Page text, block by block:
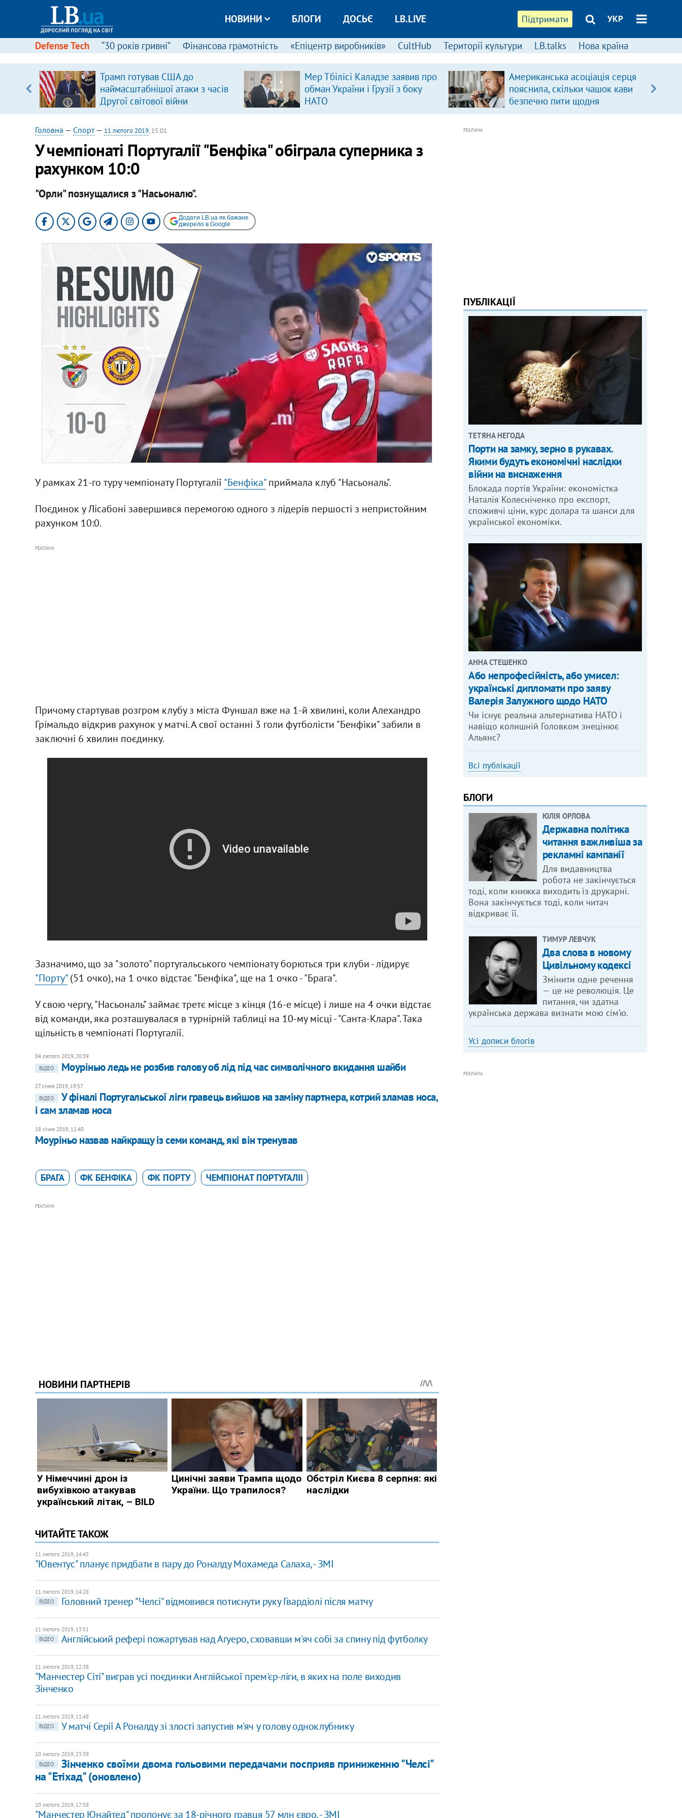
Підтримати УКР
НОВИНИ БЛОГИ ДОСЬЄ LB.LIVE
Defense Tech “30 років гривні” Фінансова грамотність «Епіцентр виробників» CultHub Території культури LB.talks Нова країна
Трамп готував США до
наймасштабнішої атаки з часів
Другої світової війни
Мер Тбілісі Каладзе заявив про
обман України і Грузії з боку
НАТО
Американська асоціація серця
пояснила, скільки чашок кави
безпечно пити щодня
Головна — Спорт— 11 лютого 2019, 15:01
У чемпіонаті Португалії "Бенфіка" обіграла суперника з
рахунком 10:0
"Орли" познущалися з "Насьоналю".
Додати LB.ua як бажане
джерело в Google
У рамках 21-го туру чемпіонату Португалії "Бенфіка"приймала клуб "Насьональ".
Поєдинок у Лісабоні завершився перемогою одного з лідерів першості з непристойним
рахунком 10:0.
РЕКЛАМА
Причому стартував розгром клубу з міста Фуншал вже на 1-й хвилині, коли Алехандро
Грімальдо відкрив рахунок у матчі. А свої останні 3 голи футболісти "Бенфіки" забили в
заключні 6 хвилин поєдинку.
Зазначимо, що за "золото" португальського чемпіонату борються три клуби - лідирує
"Порту"(51 очко), на 1 очко відстає "Бенфіка", ще на 1 очко - "Брага".
У свою чергу, "Насьональ" займає третє місце з кінця (16-е місце) і лише на 4 очки відстає
від команди, яка розташувалася в турнірній таблиці на 10-му місці - "Санта-Клара". Така
щільність в чемпіонаті Португалії.
04 лютого 2019, 20:39
ВІДЕО
Моурінью ледь не розбив голову об лід під час символічного вкидання шайби
27 січня 2019, 19:57
ВІДЕО
У фіналі Португальської ліги гравець вийшов на заміну партнера, котрий зламав носа,
і сам зламав носа
18 січня 2019, 11:40
Моуріньо назвав найкращу із семи команд, які він тренував
БРАГА ФК БЕНФІКА ФК ПОРТУ ЧЕМПIОНАТ ПОРТУГАЛII
РЕКЛАМА
ЧИТАЙТЕ ТАКОЖ
11 лютого 2019, 14:45
"Ювентус" планує придбати в пару до Роналду Мохамеда Салаха, - ЗМІ
11 лютого 2019, 14:28
ВІДЕО
Головний тренер "Челсі" відмовився потиснути руку Гвардіолі після матчу
11 лютого 2019, 13:51
ВІДЕО
Англійський рефері пожартував над Агуеро, сховавши м'яч собі за спину під футболку
11 лютого 2019, 12:38
"Манчестер Сіті" виграв усі поєдинки Англійської прем'єр-ліги, в яких на поле виходив
Зінченко
11 лютого 2019, 11:48
ВІДЕО
У матчі Серії А Роналду зі злості запустив м'яч у голову одноклубнику
10 лютого 2019, 23:39
ВІДЕО
Зінченко своїми двома гольовими передачами посприяв приниженню "Челсі"
на "Етіхад" (оновлено)
10 лютого 2019, 17:58
"Манчестер Юнайтед" пропонує за 18-річного гравця 57 млн євро, - ЗМІ
РЕКЛАМА
ПУБЛІКАЦІЇ
ТЕТЯНА НЕГОДА
Порти на замку, зерно в рукавах.
Якими будуть економічні наслідки
війни на виснаження
Блокада портів України: економістка
Наталія Колесніченко про експорт,
споживчі ціни, курс долара та шанси для
української економіки.
АННА СТЕШЕНКО
Або непрофесійність, або умисел:
українські дипломати про заяву
Валерія Залужного щодо НАТО
Чи існує реальна альтернатива НАТО і
навіщо колишній Головком знецінює
Альянс?
Всі публікації
БЛОГИ
ЮЛІЯ ОРЛОВА
Державна політика
читання важливіша за
рекламні кампанії
Для видавництва
робота не закінчується
тоді, коли книжка виходить із друкарні.
Вона закінчується тоді, коли читач
відкриває її.
ТИМУР ЛЕВЧУК
Два слова в новому
Цивільному кодексі
Змінити одне речення
— це не революція. Це
питання, чи здатна
українська держава визнати мою сім’ю.
Усі дописи блогів
РЕКЛАМА